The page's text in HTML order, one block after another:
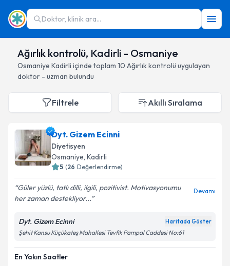
Doktor, klinik ara...
Ağırlık kontrolü, Kadirli - Osmaniye
Osmaniye Kadirli içinde toplam 10 Ağırlık kontrolü uygulayan
doktor - uzman bulundu
Filtrele Akıllı Sıralama
Dyt. Gizem Ecinni
Diyetisyen
Osmaniye, Kadirli
5 (26 Değerlendirme)
Güler yüzlü, tatlı dilli, ilgili, pozitivist. Motivasyonumu
her zaman destekliyor...
Devamı
Dyt. Gizem Ecinni Haritada Göster
Şehit Kansu Küçükateş Mahallesi Tevfik Pampal Caddesi No:61
En Yakın Saatler